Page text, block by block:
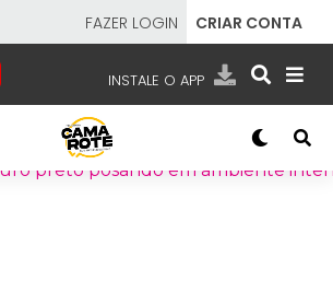
FAZER LOGIN CRIAR CONTA
INSTALE O APP